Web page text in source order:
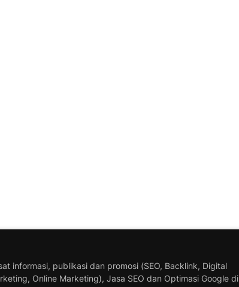
informasi, publikasi dan promosi (SEO, Backlink, Digital
Online Marketing), Jasa SEO dan Optimasi Google di